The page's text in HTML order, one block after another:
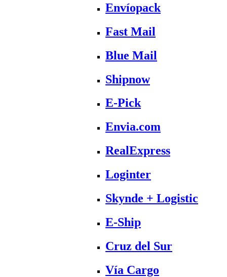
Envíopack
Fast Mail
Blue Mail
Shipnow
E-Pick
Envia.com
RealExpress
Loginter
Skynde + Logistic
E-Ship
Cruz del Sur
Vía Cargo